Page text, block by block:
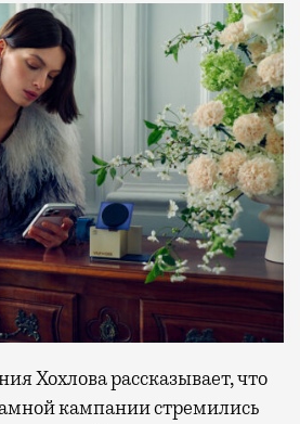
Хохлова рассказывает, что
кампании стремились